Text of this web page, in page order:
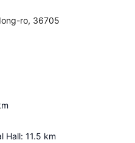
ro, 36705
Hall: 11.5 km